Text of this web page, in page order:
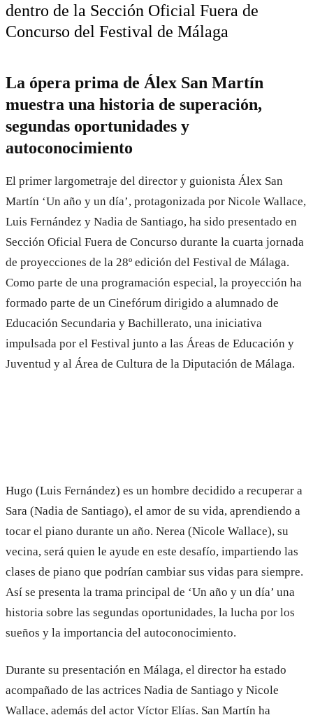
se
ha
estrenado
Cinefórum
para
centros
educativos
dentro
Oficial
Fuera
de
del
Festival
Málaga
dentro de la Sección Oficial Fuera de
Concurso del Festival de Málaga
La ópera prima de Álex San Martín
muestra una historia de superación,
segundas oportunidades y
autoconocimiento
El primer largometraje del director y guionista Álex San
Martín ‘Un año y un día’, protagonizada por Nicole Wallace,
Luis Fernández y Nadia de Santiago, ha sido presentado en
Sección Oficial Fuera de Concurso durante la cuarta jornada
de proyecciones de la 28º edición del Festival de Málaga.
Como parte de una programación especial, la proyección ha
formado parte de un Cinefórum dirigido a alumnado de
Educación Secundaria y Bachillerato, una iniciativa
impulsada por el Festival junto a las Áreas de Educación y
Juventud y al Área de Cultura de la Diputación de Málaga.
Hugo (Luis Fernández) es un hombre decidido a recuperar a
Sara (Nadia de Santiago), el amor de su vida, aprendiendo a
tocar el piano durante un año. Nerea (Nicole Wallace), su
vecina, será quien le ayude en este desafío, impartiendo las
clases de piano que podrían cambiar sus vidas para siempre.
Así se presenta la trama principal de ‘Un año y un día’ una
historia sobre las segundas oportunidades, la lucha por los
sueños y la importancia del autoconocimiento.
Durante su presentación en Málaga, el director ha estado
acompañado de las actrices Nadia de Santiago y Nicole
Wallace, además del actor Víctor Elías. San Martín ha